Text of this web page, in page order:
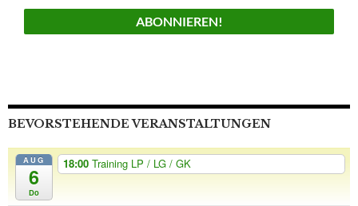
Adresse
BEVORSTEHENDE VERANSTALTUNGEN
AUG
6
Do
18:00 Training LP / LG / GK